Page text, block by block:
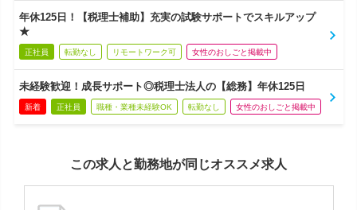
年休125日！【税理士補助】充実の試験サポートでスキルアップ
★
正社員 転勤なし リモートワーク可 女性のおしごと掲載中
未経験歓迎！成長サポート◎税理士法人の【総務】年休125日
新着 正社員 職種・業種未経験OK 転勤なし 女性のおしごと掲載中
この求人と勤務地が同じオススメ求人